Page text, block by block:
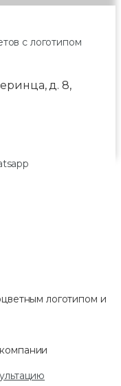
д. 8,
логотипом и